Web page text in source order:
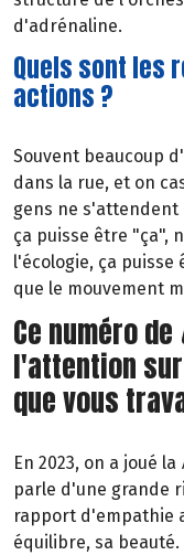
d'adrénaline.
Quels sont les
actions ?
Souvent beaucoup
dans la rue, et on
gens ne s'attendent
ça puisse être "ça",
l'écologie, ça puisse
que le mouvement
Ce numéro de
l'attention
que vous
En 2023, on a joué la
parle d'une grande
rapport d'empathie
équilibre, sa